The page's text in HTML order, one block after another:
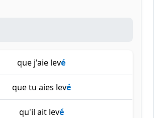
que j'aie levé
que tu aies levé
qu'il ait levé